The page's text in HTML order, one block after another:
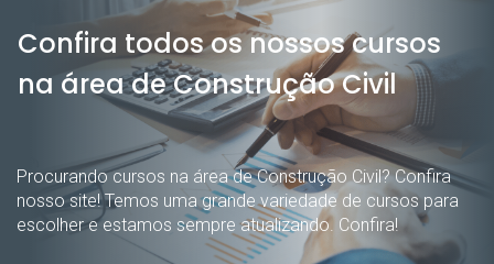
Confira todos os nossos cursos
na área de Construção Civil
Procurando cursos na área de Construção Civil? Confira
nosso site! Temos uma grande variedade de cursos para
escolher e estamos sempre atualizando. Confira!